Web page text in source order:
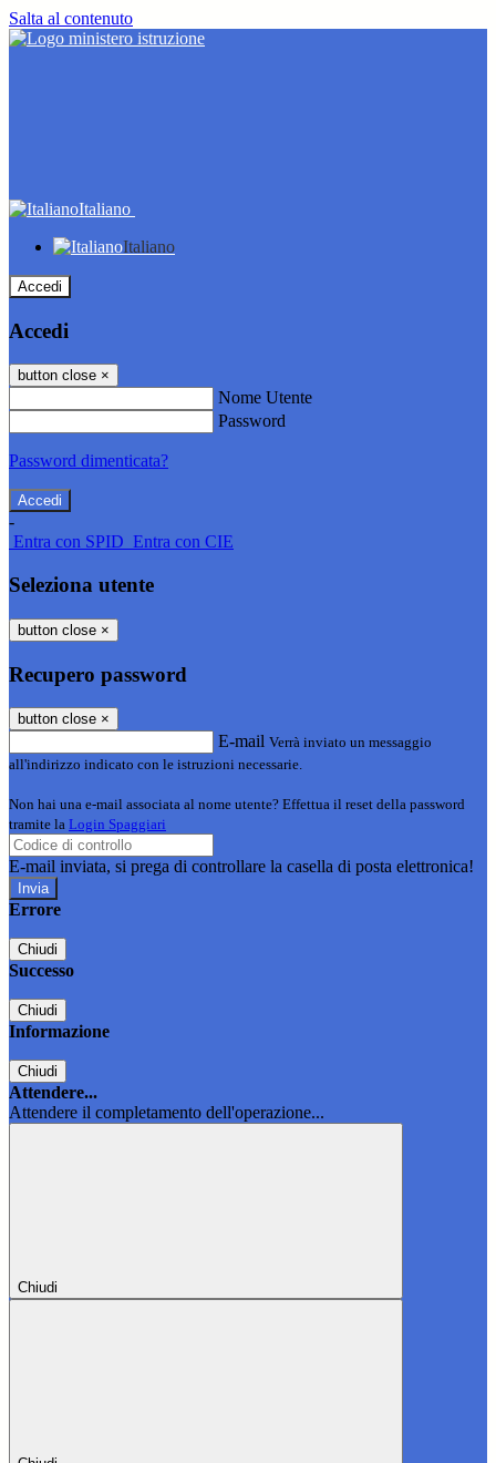
Salta al contenuto
Italiano
Italiano
Accedi
Accedi
button close ×
Nome Utente
Password
Password dimenticata?
-
Entra con SPID Entra con CIE
Seleziona utente
button close ×
Recupero password
button close ×
E-mail Verrà inviato un messaggio
all'indirizzo indicato con le istruzioni necessarie.
Non hai una e-mail associata al nome utente? Effettua il reset della password
tramite la Login Spaggiari
E-mail inviata, si prega di controllare la casella di posta elettronica!
Errore
Chiudi
Successo
Chiudi
Informazione
Chiudi
Attendere...
Attendere il completamento dell'operazione...
Chiudi